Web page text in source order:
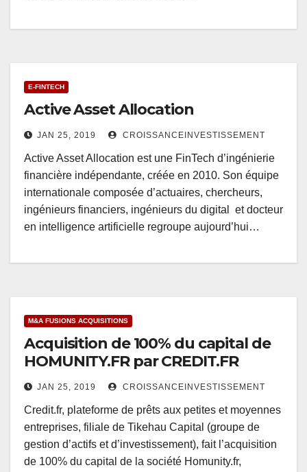
E-FINTECH
Active Asset Allocation
JAN 25, 2019 CROISSANCEINVESTISSEMENT
Active Asset Allocation est une FinTech d’ingénierie
financière indépendante, créée en 2010. Son équipe
internationale composée d’actuaires, chercheurs,
ingénieurs financiers, ingénieurs du digital et docteur
en intelligence artificielle regroupe aujourd’hui…
M&A FUSIONS ACQUISITIONS
Acquisition de 100% du capital de
HOMUNITY.FR par CREDIT.FR
JAN 25, 2019 CROISSANCEINVESTISSEMENT
Credit.fr, plateforme de prêts aux petites et moyennes
entreprises, filiale de Tikehau Capital (groupe de
gestion d’actifs et d’investissement), fait l’acquisition
de 100% du capital de la société Homunity.fr,